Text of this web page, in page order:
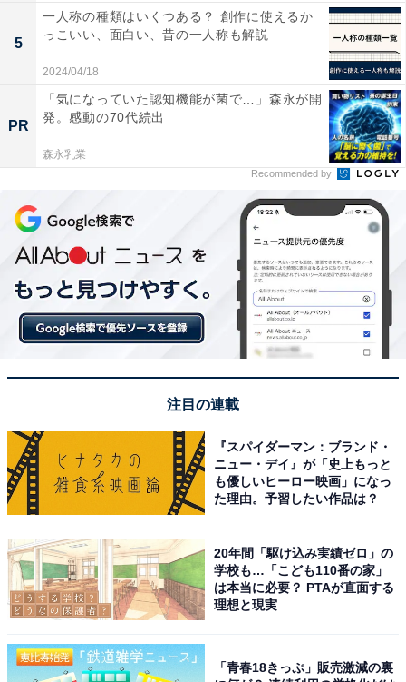
2．復帰後の変化を見越して、家庭内の調整を行う
ご自身がイメージする復帰後の働き方について、パート
ナーと共有しましょう。育休から復帰すると、育児関連
の家事が増えます。例えば、子どもの着替え、食事の世
話、保育園の送迎、子どもの入浴、歯磨き、寝かしつ
特に具体的に担当を決めておいた方がいいのは、慌ただ
しい朝の家事分担や保育園の送り迎えなどです。状況に
応じて自分が担当でなくてもフォローすることを前提
に、偏りがないようにあらかじめ担当を決めておくと安
心です。
事の負担が女性に偏っている場合は、分担の見直しが必
要です。見直しを行った上で、復帰後のタイムテーブル
を決めて生活してみるなど、助走期間を設けて調整して
いくとよいでしょう。
日本は他の先進国に比べ、家事・育児分担が女性に偏っ
ていると言われています。互いの働き方も含めてフラッ
トに話し合うことが大切です。
5
一人称の種類はいくつある？ 創作に使えるか
っこいい、面白い、昔の一人称も解説
2024/04/18
PR
「気になっていた認知機能が菌で…」森永が開
発。感動の70代続出
森永乳業
Recommended by
注目の連載
『スパイダーマン：ブランド・
ニュー・デイ』が「史上もっと
も優しいヒーロー映画」になっ
た理由。予習したい作品は？
20年間「駆け込み実績ゼロ」の
学校も…「こども110番の家」
は本当に必要？ PTAが直面する
理想と現実
「青春18きっぷ」販売激減の裏